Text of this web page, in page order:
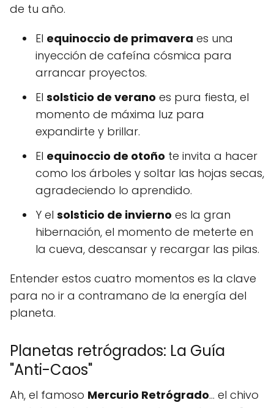
de tu año.
El equinoccio de primavera es una
inyección de cafeína cósmica para
arrancar proyectos.
El solsticio de verano es pura fiesta, el
momento de máxima luz para
expandirte y brillar.
El equinoccio de otoño te invita a hacer
como los árboles y soltar las hojas secas,
agradeciendo lo aprendido.
Y el solsticio de invierno es la gran
hibernación, el momento de meterte en
la cueva, descansar y recargar las pilas.
Entender estos cuatro momentos es la clave
para no ir a contramano de la energía del
planeta.
Planetas retrógrados: La Guía
"Anti-Caos"
Ah, el famoso Mercurio Retrógrado... el chivo